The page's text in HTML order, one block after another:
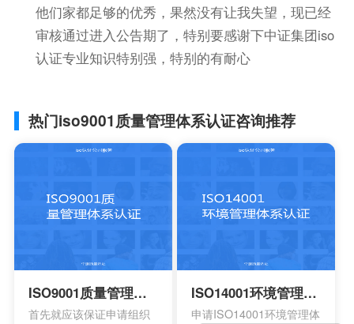
他们家都足够的优秀，果然没有让我失望，现已经
审核通过进入公告期了，特别要感谢下中证集团iso
认证专业知识特别强，特别的有耐心
热门iso9001质量管理体系认证咨询推荐
ISO9001质量管理体系认证
首先就应该保证申请组织
ISO14001环境管理体系认证
申请ISO14001环境管理体